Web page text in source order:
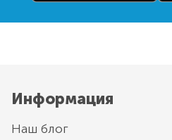
Информация
Наш блог